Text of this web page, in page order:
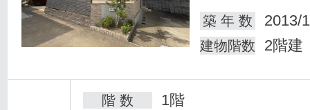
築 年 数
2013/
建物階数 2階建
階 数 1階